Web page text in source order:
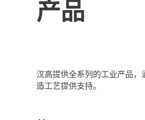
产品
汉高提供全系列的工业产品
造工艺提供支持。